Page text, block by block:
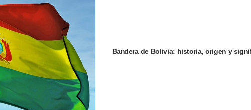
Bandera de Bolivia: historia, origen y